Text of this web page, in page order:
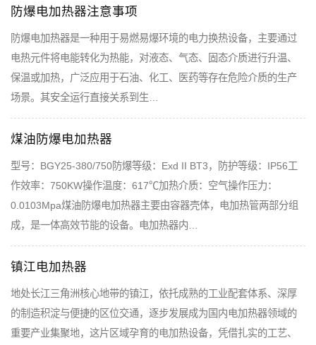
防爆电加热器注意事项
防爆电加热器是一种用于易燃易爆环境的电力换热设备，主要通过
电热元件将电能转化为热能，对液态、气态、固态介质进行升温、
保温或加热，广泛应用于石油、化工、医药等存在危险介质的生产
场景。其安全运行直接关系到生…
煤油防爆电加热器
型号：BGY25-380/750防爆等级：Exd II BT3，防护等级：IP56工
作效率：750KW操作温度：617℃加热介质：空气操作压力：
0.0103Mpa煤油防爆电加热器主要由容器壳体，电加热管两部分组
成，是一体高效节能的设备。电加热器内…
镇江电加热器
地处长江三角洲核心地带的镇江，依托成熟的工业配套体系、深厚
的制造积淀与便捷的区位交通，逐步发展成为国内电加热器领域的
重要产业集聚地，这片区域孕育的电加热设备，凭借扎实的工艺、